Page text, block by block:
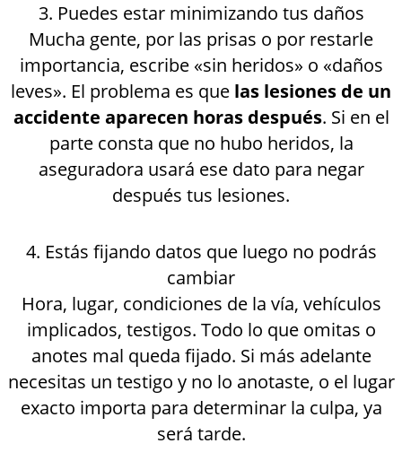
3. Puedes estar minimizando tus daños
Mucha gente, por las prisas o por restarle
importancia, escribe «sin heridos» o «daños
leves». El problema es que las lesiones de un
accidente aparecen horas después. Si en el
parte consta que no hubo heridos, la
aseguradora usará ese dato para negar
después tus lesiones.
4. Estás fijando datos que luego no podrás
cambiar
Hora, lugar, condiciones de la vía, vehículos
implicados, testigos. Todo lo que omitas o
anotes mal queda fijado. Si más adelante
necesitas un testigo y no lo anotaste, o el lugar
exacto importa para determinar la culpa, ya
será tarde.